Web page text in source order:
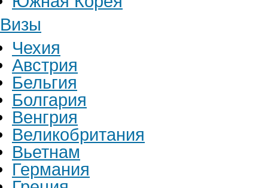
Визы
Чехия
Австрия
Бельгия
Болгария
Венгрия
Великобритания
Вьетнам
Германия